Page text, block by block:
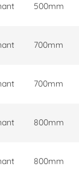
500mm
700mm
700mm
800mm
800mm